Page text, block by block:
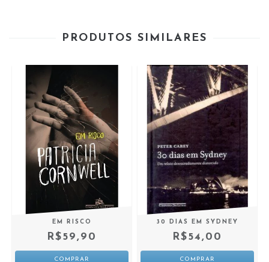
PRODUTOS SIMILARES
EM RISCO
R$59,90
30 DIAS EM SYDNEY
R$54,00